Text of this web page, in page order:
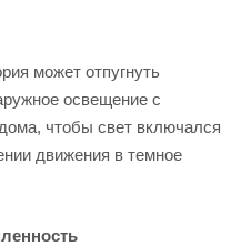
может отпугнуть
освещение с
чтобы свет включался
движения в темное